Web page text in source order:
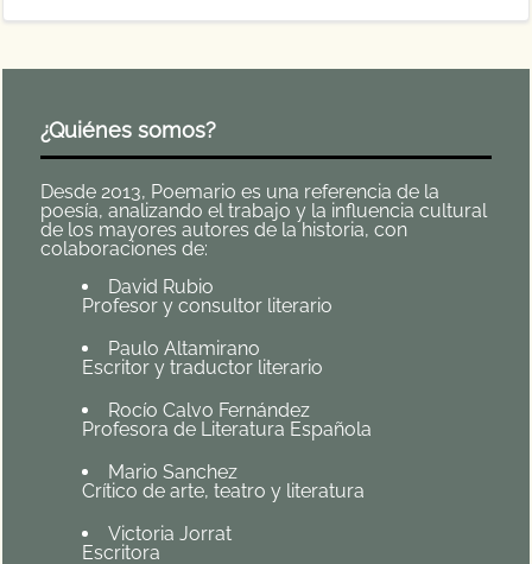
¿Quiénes somos?
Desde 2013, Poemario es una referencia de la
poesía, analizando el trabajo y la influencia cultural
de los mayores autores de la historia, con
colaboraciones de:
David Rubio
Profesor y consultor literario
Paulo Altamirano
Escritor y traductor literario
Rocío Calvo Fernández
Profesora de Literatura Española
Mario Sanchez
Crítico de arte, teatro y literatura
Victoria Jorrat
Escritora